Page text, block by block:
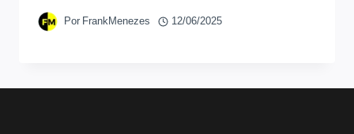
Por FrankMenezes 12/06/2025